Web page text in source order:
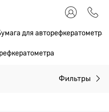
для авторефкератометра
Фильтры